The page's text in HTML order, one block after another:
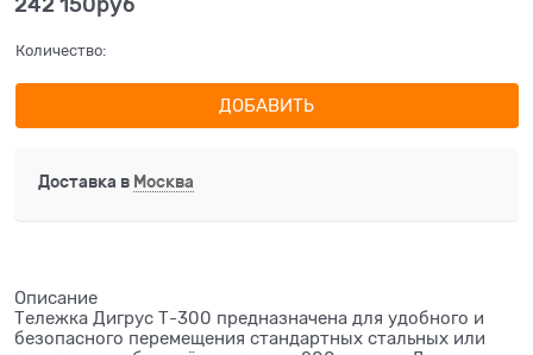
242 150руб
Количество:
ДОБАВИТЬ
Доставка в Москва
Описание
Тележка Дигрус Т-300 предназначена для удобного и
безопасного перемещения стандартных стальных или